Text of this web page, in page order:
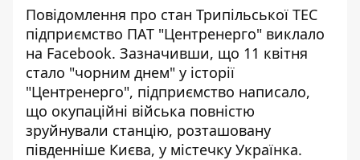
Повідомлення про стан Трипільської ТЕС
підприємство ПАТ "Центренерго" виклало
на Facebook. Зазначивши, що 11 квітня
стало "чорним днем" у історії
"Центренерго", підприємство написало,
що окупаційні війська повністю
зруйнували станцію, розташовану
південніше Києва, у містечку Українка.